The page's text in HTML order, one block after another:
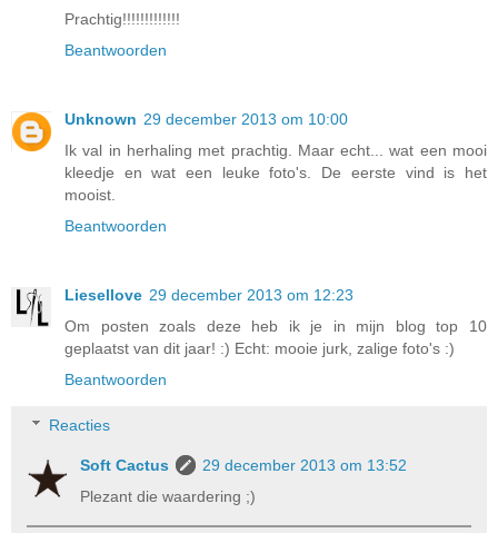
Prachtig!!!!!!!!!!!!!
Beantwoorden
Unknown 29 december 2013 om 10:00
Ik val in herhaling met prachtig. Maar echt... wat een mooi
kleedje en wat een leuke foto's. De eerste vind is het
mooist.
Beantwoorden
Liesellove 29 december 2013 om 12:23
Om posten zoals deze heb ik je in mijn blog top 10
geplaatst van dit jaar! :) Echt: mooie jurk, zalige foto's :)
Beantwoorden
Reacties
Soft Cactus
29 december 2013 om 13:52
Plezant die waardering ;)